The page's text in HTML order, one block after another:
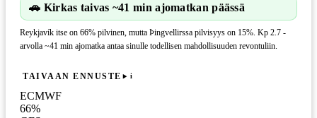
🚗 Kirkas taivas ~41 min ajomatkan päässä
Reykjavík itse on 66% pilvinen, mutta Þingvellirssa pilvisyys on 15%. Kp 2.7 -
arvolla ~41 min ajomatka antaa sinulle todellisen mahdollisuuden revontuliin.
TAIVAAN ENNUSTE i
ECMWF
66%